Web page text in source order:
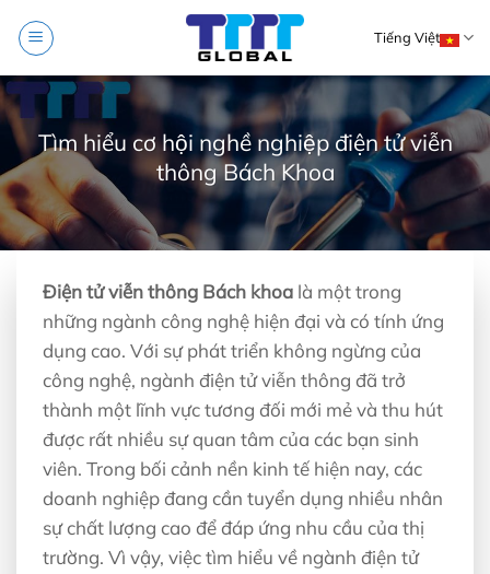
Tiếng Việt
Tìm hiểu cơ hội nghề nghiệp điện tử viễn
thông Bách Khoa
Điện tử viễn thông Bách khoa là một trong
những ngành công nghệ hiện đại và có tính ứng
dụng cao. Với sự phát triển không ngừng của
công nghệ, ngành điện tử viễn thông đã trở
thành một lĩnh vực tương đối mới mẻ và thu hút
được rất nhiều sự quan tâm của các bạn sinh
viên. Trong bối cảnh nền kinh tế hiện nay, các
doanh nghiệp đang cần tuyển dụng nhiều nhân
sự chất lượng cao để đáp ứng nhu cầu của thị
trường. Vì vậy, việc tìm hiểu về ngành điện tử